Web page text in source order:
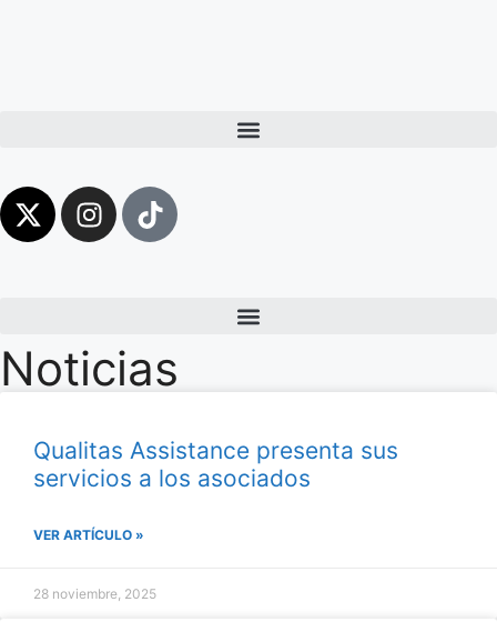
Noticias
Qualitas Assistance presenta sus
servicios a los asociados
VER ARTÍCULO »
28 noviembre, 2025